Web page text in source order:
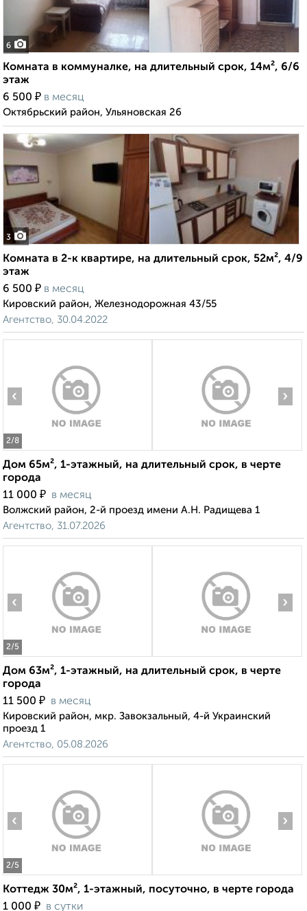
6
Комната в коммуналке, на длительный срок, 14м², 6/6
этаж
6 500 ₽ в месяц
Октябрьский район, Ульяновская 26
3
Комната в 2-к квартире, на длительный срок, 52м², 4/9
этаж
6 500 ₽ в месяц
Кировский район, Железнодорожная 43/55
Агентство, 30.04.2022
2/8
‹ ›
Дом 65м², 1-этажный, на длительный срок, в черте
города
11 000 ₽ в месяц
Волжский район, 2-й проезд имени А.Н. Радищева 1
Агентство, 31.07.2026
2/5
‹ ›
Дом 63м², 1-этажный, на длительный срок, в черте
города
11 500 ₽ в месяц
Кировский район, мкр. Завокзальный, 4-й Украинский
проезд 1
Агентство, 05.08.2026
2/5
‹ ›
Коттедж 30м², 1-этажный, посуточно, в черте города
1 000 ₽ в сутки